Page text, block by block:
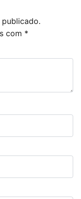
com *